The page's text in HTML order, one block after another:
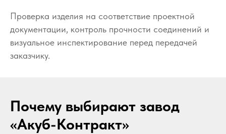
Проверка изделия на соответствие проектной
документации, контроль прочности соединений и
визуальное инспектирование перед передачей
заказчику.
Почему выбирают завод
«Акуб-Контракт»